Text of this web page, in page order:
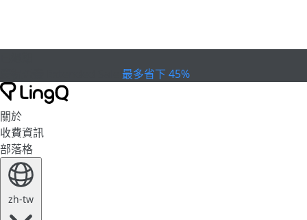
最多省下 45%
關於
收費資訊
部落格
zh-tw